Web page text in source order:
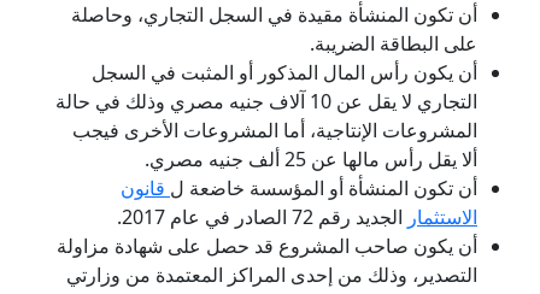
أن تكون المنشأة مقيدة في السجل التجاري، وحاصلة
على البطاقة الضريبة.
أن يكون رأس المال المذكور أو المثبت في السجل
التجاري لا يقل عن 10 آلاف جنيه مصري وذلك في حالة
المشروعات الإنتاجية، أما المشروعات الأخرى فيجب
ألا يقل رأس مالها عن 25 ألف جنيه مصري.
أن تكون المنشأة أو المؤسسة خاضعة ل قانون
الاستثمار الجديد رقم 72 الصادر في عام 2017.
أن يكون صاحب المشروع قد حصل على شهادة مزاولة
التصدير، وذلك من إحدى المراكز المعتمدة من وزارتي